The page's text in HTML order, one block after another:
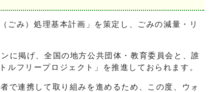
み）処理基本計画」を策定し、ごみの減量・リ
に掲げ、全国の地方公共団体・教育委員会と、誰
フリープロジェクト」を推進しておられます。
で連携して取り組みを進めるため、この度、ウォ